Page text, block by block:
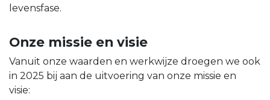
levensfase.
Onze missie en visie
Vanuit onze waarden en werkwijze droegen we ook
in 2025 bij aan de uitvoering van onze missie en
visie: